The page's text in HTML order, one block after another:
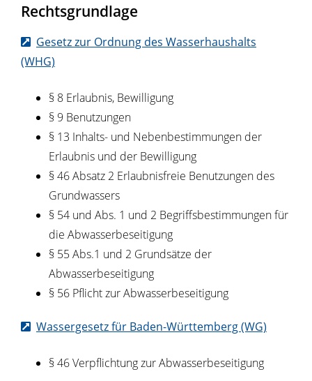
Rechtsgrundlage
Gesetz zur Ordnung des Wasserhaushalts
(WHG)
§ 8 Erlaubnis, Bewilligung
§ 9 Benutzungen
§ 13 Inhalts- und Nebenbestimmungen der
Erlaubnis und der Bewilligung
§ 46 Absatz 2 Erlaubnisfreie Benutzungen des
Grundwassers
§ 54 und Abs. 1 und 2 Begriffsbestimmungen für
die Abwasserbeseitigung
§ 55 Abs.1 und 2 Grundsätze der
Abwasserbeseitigung
§ 56 Pflicht zur Abwasserbeseitigung
Wassergesetz für Baden-Württemberg (WG)
§ 46 Verpflichtung zur Abwasserbeseitigung